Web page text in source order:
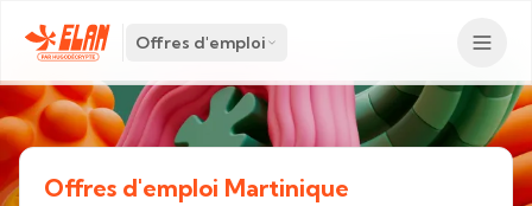
Offres d'emploi
Offres d'emploi Martinique